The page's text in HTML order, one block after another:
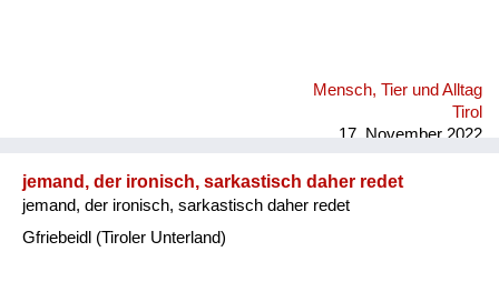
Mensch, Tier und Alltag
Tirol
17. November 2022
jemand, der ironisch, sarkastisch daher redet
jemand, der ironisch, sarkastisch daher redet
Gfriebeidl (Tiroler Unterland)